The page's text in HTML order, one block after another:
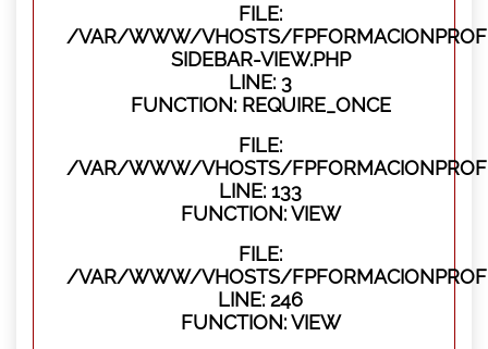
FILE:
/VAR/WWW/VHOSTS/
SIDEBAR-VIEW.PHP
LINE: 3
FUNCTION: REQUIRE_ONCE
FILE:
/VAR/WWW/VHOSTS/
LINE: 133
FUNCTION: VIEW
FILE:
/VAR/WWW/VHOSTS/
LINE: 246
FUNCTION: VIEW